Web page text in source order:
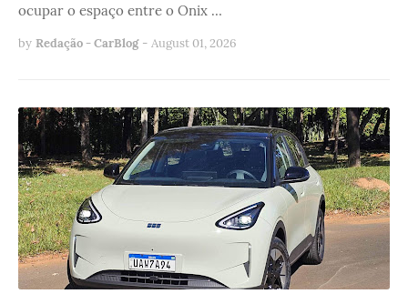
ocupar o espaço entre o Onix …
by Redação - CarBlog - August 01, 2026